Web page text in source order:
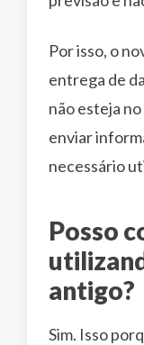
Por isso, o
entrega de
não esteja
enviar
necessário
Posso
antigo?
Sim. Isso